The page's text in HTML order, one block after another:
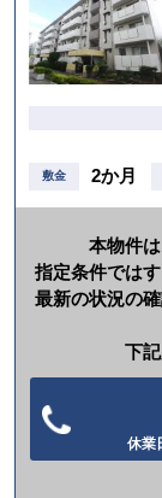
敷金 2か月
本物件
指定条件では
最新の状況の
下
休業